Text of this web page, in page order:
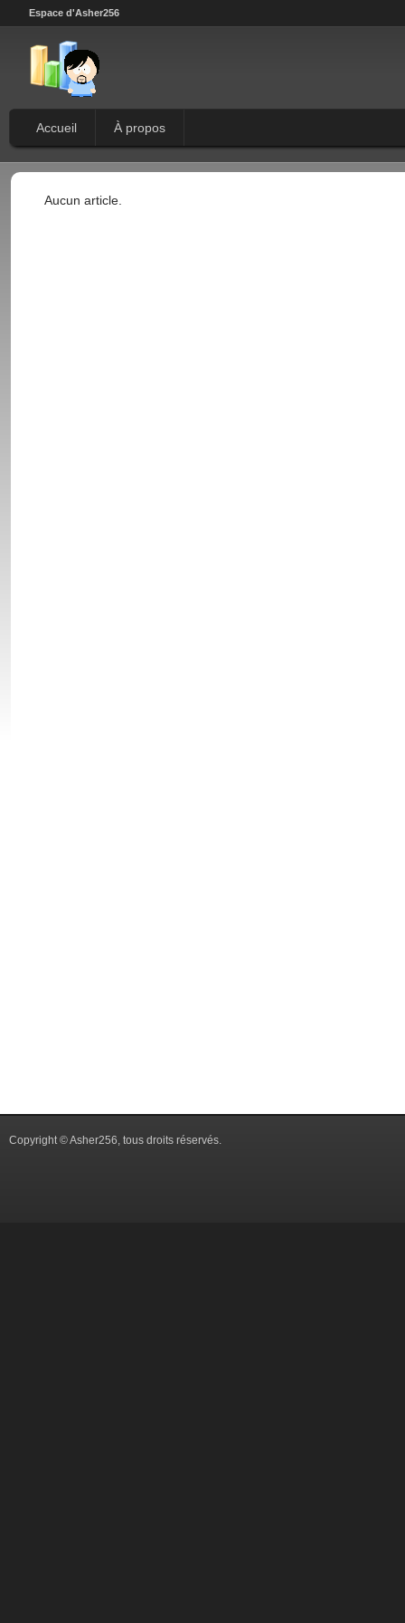
Espace d'Asher256
Accueil À propos
Aucun article.
Copyright © Asher256, tous droits réservés.